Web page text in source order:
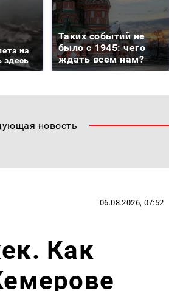
на
здесь
Таких событий не
было с 1945: чего
ждать всем нам?
новость
06.08.2026, 07:52
Как